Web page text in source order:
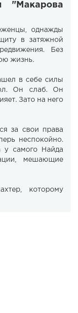
"Макарова
однажды
в затяжной
Без
жизнь.
в себе силы
Он слаб. Он
Зато на него
за свои права
неспокойно.
у самого Найда
мешающие
которому